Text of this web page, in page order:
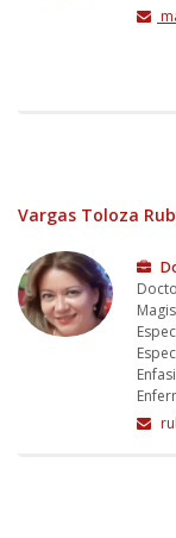
Vargas Toloza